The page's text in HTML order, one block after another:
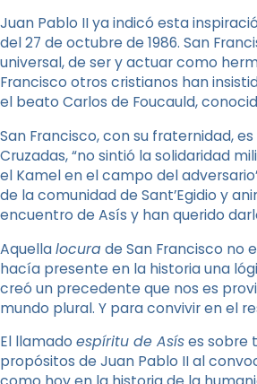
Juan Pablo II ya indicó esta
del 27 de octubre de 1986. San
universal, de ser y actuar como
Francisco otros cristianos han
el beato Carlos de Foucauld,
San Francisco, con su fraternidad,
Cruzadas, “no sintió la solidaridad
el Kamel en el campo del
de la comunidad de Sant’Egidio y
encuentro de Asís y han querido
Aquellalocura de San Francisco no
hacía presente en la historia una
creó un precedente que nos es
mundo plural. Y para convivir en el
El llamado espíritu de Asíses sobre
propósitos de Juan Pablo II al